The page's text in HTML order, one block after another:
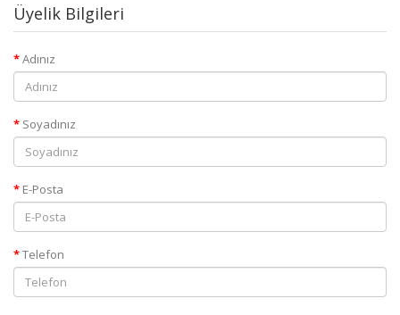
Üyelik Bilgileri
Adınız
Soyadınız
E-Posta
Telefon